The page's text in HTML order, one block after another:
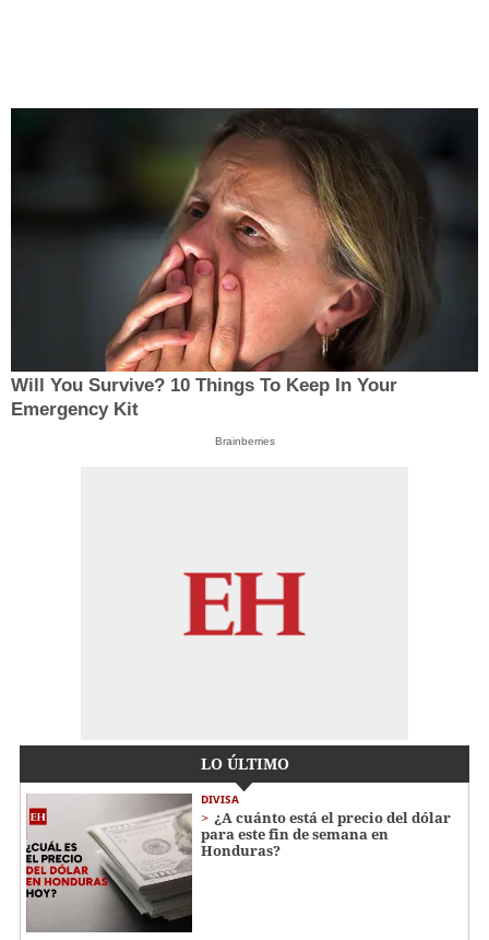
Will You Survive? 10 Things To Keep In Your
Emergency Kit
Brainberries
LO ÚLTIMO
DIVISA
¿A cuánto está el precio del dólar
para este fin de semana en
Honduras?